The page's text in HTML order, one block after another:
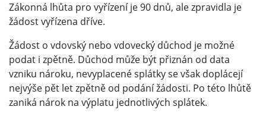
Zákonná lhůta pro vyřízení je 90 dnů, ale zpravidla je
žádost vyřízena dříve.
Žádost o vdovský nebo vdovecký důchod je možné
podat i zpětně. Důchod může být přiznán od data
vzniku nároku, nevyplacené splátky se však doplácejí
nejvýše pět let zpětně od podání žádosti. Po této lhůtě
zaniká nárok na výplatu jednotlivých splátek.